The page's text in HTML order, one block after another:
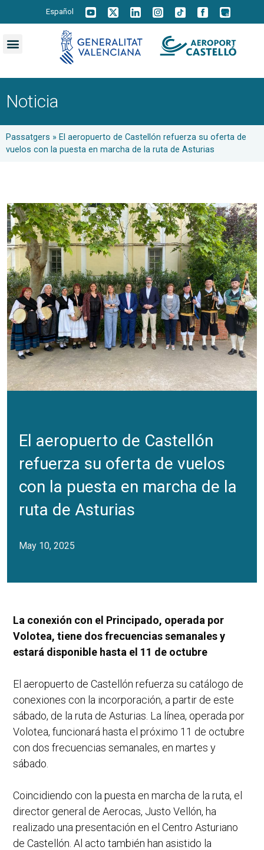
Español
Noticia
Passatgers » El aeropuerto de Castellón refuerza su oferta de
vuelos con la puesta en marcha de la ruta de Asturias
El aeropuerto de Castellón
refuerza su oferta de vuelos
con la puesta en marcha de la
ruta de Asturias
May 10, 2025
La conexión con el Principado, operada por
Volotea, tiene dos frecuencias semanales y
estará disponible hasta el 11 de octubre
El aeropuerto de Castellón refuerza su catálogo de
conexiones con la incorporación, a partir de este
sábado, de la ruta de Asturias. La línea, operada por
Volotea, funcionará hasta el próximo 11 de octubre
con dos frecuencias semanales, en martes y
sábado.
Coincidiendo con la puesta en marcha de la ruta, el
director general de Aerocas, Justo Vellón, ha
realizado una presentación en el Centro Asturiano
de Castellón. Al acto también han asistido la